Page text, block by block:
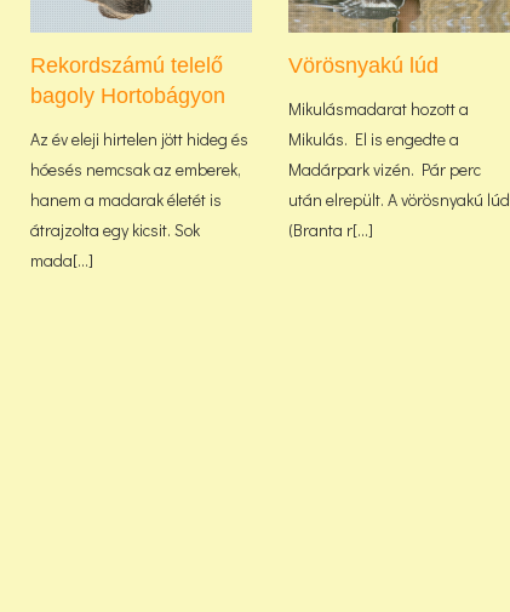
Rekordszámú telelő
bagoly Hortobágyon
Az év eleji hirtelen jött hideg és
hóesés nemcsak az emberek,
hanem a madarak életét is
átrajzolta egy kicsit. Sok
mada[...]
Vörösnyakú lúd
Mikulásmadarat hozott a
Mikulás. El is engedte a
Madárpark vizén. Pár perc
után elrepült. A vörösnyakú lúd
(Branta r[...]